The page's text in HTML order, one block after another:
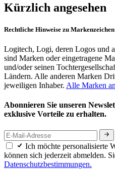
Kürzlich angesehen
Rechtliche Hinweise zu Markenzeichen
Logitech, Logi, deren Logos und
sind Marken oder eingetragene
und/oder seinen
Ländern. Alle anderen Marken
jeweiligen Inhaber. Alle Marken
Abonnieren Sie unseren
exklusive Vorteile zu erhalten.
Ich möchte personalisierte
können sich jederzeit abmelden.
Datenschutzbestimmungen.